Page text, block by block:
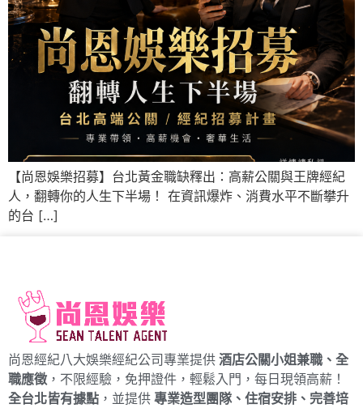
【尚恩娛樂招募】台北黃金職缺釋出：高薪公關與王牌經紀
人，翻轉你的人生下半場！ 在資訊爆炸、消費水平不斷攀升
的台 […]
尚恩經紀八大娛樂經紀公司專業提供 酒店公關小姐兼職、全
職應徵 ，不限經驗，免押證件，輕鬆入門，每日現領高薪！
全台北皆有據點 ，並提供 專業造型團隊、住宿安排、完善培